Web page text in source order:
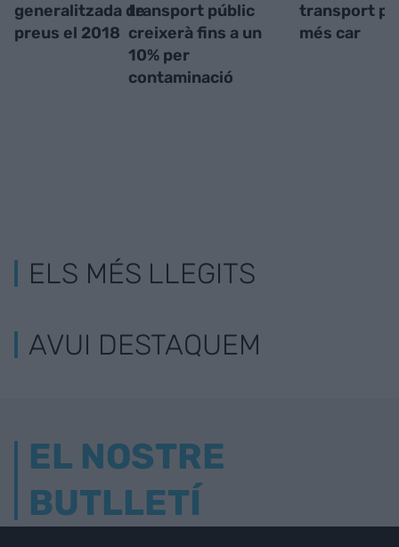
generalitzada de
preus el 2018
transport públic
creixerà fins a un
10% per
contaminació
transport
més car
ELS MÉS LLEGITS
AVUI DESTAQUEM
EL NOSTRE
BUTLLETÍ